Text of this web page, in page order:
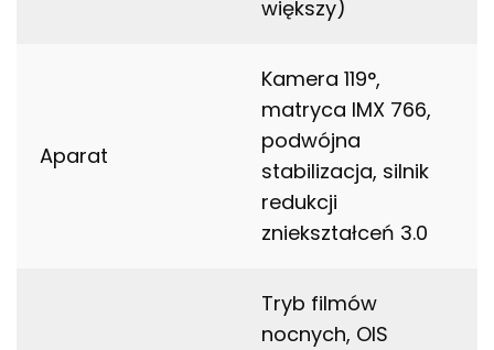
większy)
Aparat
Kamera 119°,
matryca IMX 766,
podwójna
stabilizacja, silnik
redukcji
zniekształceń 3.0
Tryb filmów
nocnych, OIS